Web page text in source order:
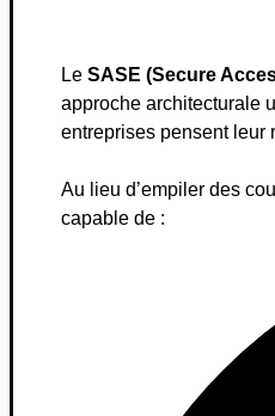
Le SASE (Secure
approche architecturale
entreprises pensent leur
Au lieu d’empiler des
capable de :